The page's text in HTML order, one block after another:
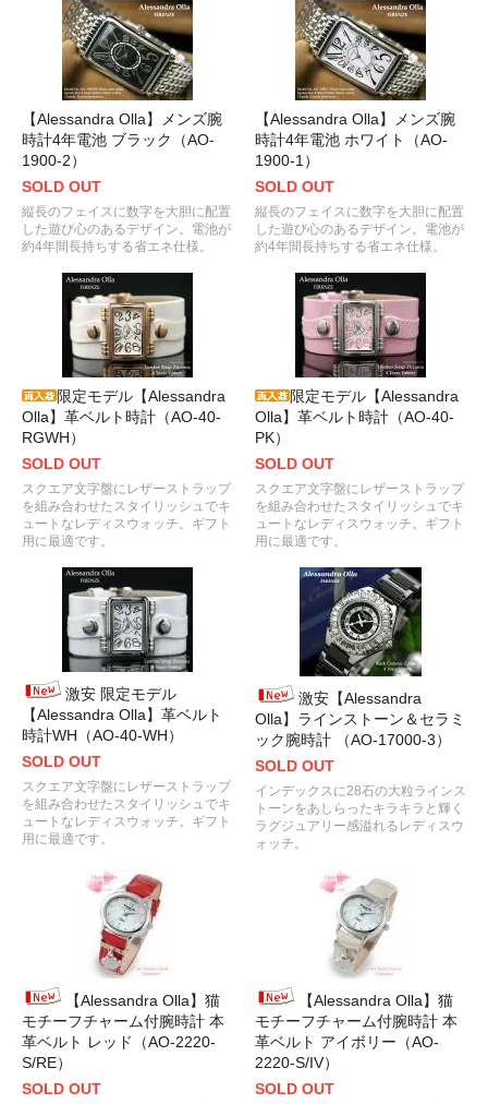
【Alessandra Olla】メンズ腕
時計4年電池 ブラック（AO-
1900-2）
SOLD OUT
縦長のフェイスに数字を大胆に配置
した遊び心のあるデザイン。電池が
約4年間長持ちする省エネ仕様。
【Alessandra Olla】メンズ腕
時計4年電池 ホワイト（AO-
1900-1）
SOLD OUT
縦長のフェイスに数字を大胆に配置
した遊び心のあるデザイン。電池が
約4年間長持ちする省エネ仕様。
限定モデル【Alessandra
Olla】革ベルト時計（AO-40-
RGWH）
SOLD OUT
スクエア文字盤にレザーストラップ
を組み合わせたスタイリッシュでキ
ュートなレディスウォッチ。ギフト
用に最適です。
限定モデル【Alessandra
Olla】革ベルト時計（AO-40-
PK）
SOLD OUT
スクエア文字盤にレザーストラップ
を組み合わせたスタイリッシュでキ
ュートなレディスウォッチ。ギフト
用に最適です。
激安 限定モデル
【Alessandra Olla】革ベルト
時計WH（AO-40-WH）
SOLD OUT
スクエア文字盤にレザーストラップ
を組み合わせたスタイリッシュでキ
ュートなレディスウォッチ。ギフト
用に最適です。
激安【Alessandra
Olla】ラインストーン＆セラミ
ック腕時計 （AO-17000-3）
SOLD OUT
インデックスに28石の大粒ラインス
トーンをあしらったキラキラと輝く
ラグジュアリー感溢れるレディスウ
ォッチ。
【Alessandra Olla】猫
モチーフチャーム付腕時計 本
革ベルト レッド（AO-2220-
S/RE）
SOLD OUT
【Alessandra Olla】猫
モチーフチャーム付腕時計 本
革ベルト アイボリー（AO-
2220-S/IV）
SOLD OUT